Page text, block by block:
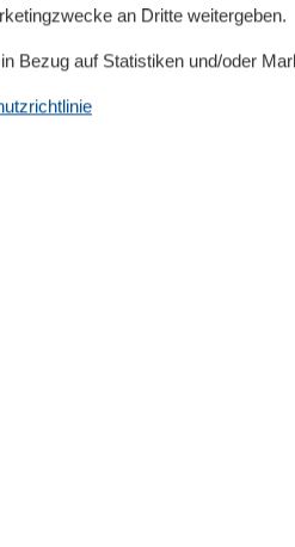
an Dritte weitergeben.
Bezug auf Statistiken und/oder